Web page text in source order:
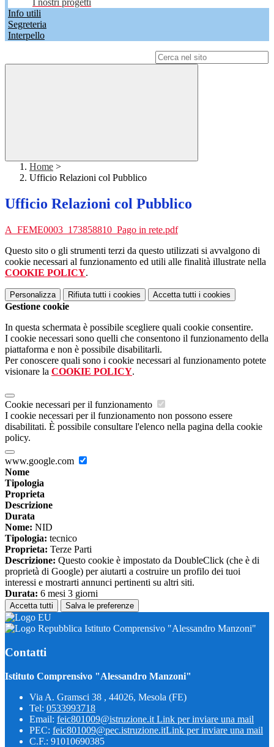
I nostri progetti
Info utili
Segreteria
Interpello
Home >
Ufficio Relazioni col Pubblico
Ufficio Relazioni col Pubblico
A_FEME0003_173858810_Pago in rete.pdf
Questo sito o gli strumenti terzi da questo utilizzati si avvalgono di
cookie necessari al funzionamento ed utili alle finalità illustrate nella
COOKIE POLICY.
Personalizza Rifiuta tutti i cookies Accetta tutti i cookies
Gestione cookie
In questa schermata è possibile scegliere quali cookie consentire.
I cookie necessari sono quelli che consentono il funzionamento della
piattaforma e non è possibile disabilitarli.
Per conoscere quali sono i cookie necessari al funzionamento potete
visionare la COOKIE POLICY.
Cookie necessari per il funzionamento
I cookie necessari per il funzionamento non possono essere
disabilitati. È possibile consultare l'elenco nella pagina della cookie
policy.
www.google.com
Nome
Tipologia
Proprieta
Descrizione
Durata
Nome: NID
Tipologia: tecnico
Proprieta: Terze Parti
Descrizione: Questo cookie è impostato da DoubleClick (che è di
proprietà di Google) per aiutarti a costruire un profilo dei tuoi
interessi e mostrarti annunci pertinenti su altri siti.
Durata: 6 mesi 3 giorni
Accetta tutti Salva le preferenze
Istituto Comprensivo "Alessandro Manzoni"
Contatti
Istituto Comprensivo "Alessandro Manzoni"
Via A. Gramsci 38 , 44026, Mesola (FE)
Tel: 0533993718
Email: feic801009@istruzione.it Link per inviare una mail
PEC: feic801009@pec.istruzione.itLink per inviare una mail
C.F.: 91010690385